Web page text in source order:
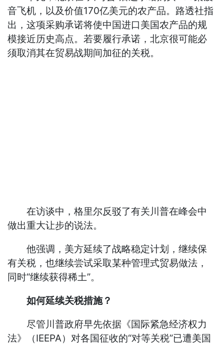
音飞机，以及价值170亿美元的农产品。路透社指
出，这项采购承诺将使中国进口美国农产品的规
模接近历史高点。若要履行承诺，北京很可能必
须取消其在贸易战期间加征的关税。
在访谈中，格里尔反驳了有关川普在峰会中
做出重大让步的说法。
他强调，美方延续了战略稳定计划，继续保
有关税，也继续尝试采取某种管理式贸易做法，
同时“继续获得稀土”。
如何延续关税措施？
尽管川普政府早先依据《国际紧急经济权力
法》（IEEPA）对各国征收的“对等关税”已遭美国